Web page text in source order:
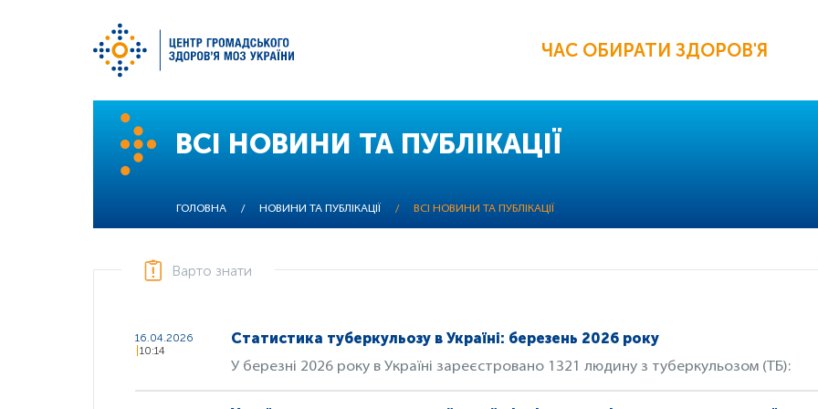
ЧАС ОБИРАТИ ЗДОРОВ'Я
ВСІ НОВИНИ ТА ПУБЛІКАЦІЇ
ГОЛОВНА / НОВИНИ ТА ПУБЛІКАЦІЇ / ВСІ НОВИНИ ТА ПУБЛІКАЦІЇ
Варто знати
16.04.2026
10:14
Статистика туберкульозу в Україні: березень 2026 року
У березні 2026 року в Україні зареєстровано 1321 людину з туберкульозом (ТБ):